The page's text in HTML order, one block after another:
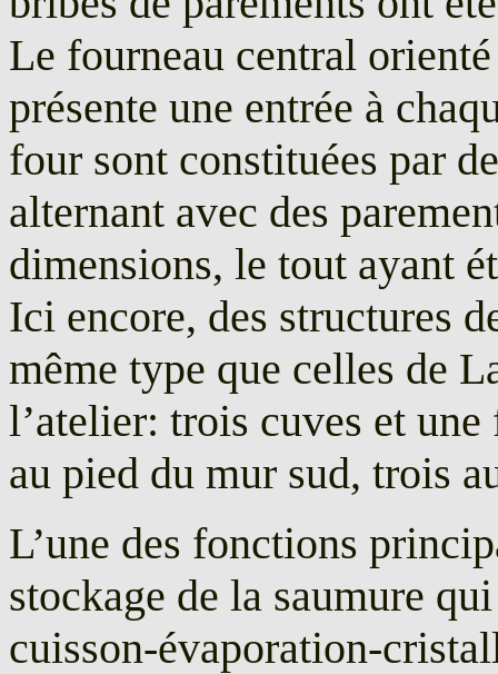
Le fourneau central
présente une entrée à
four sont constituées par
alternant avec des
dimensions, le tout ayant
Ici encore, des structures
même type que celles de
l’atelier: trois cuves et
au pied du mur sud, trois
L’une des fonctions
stockage de la saumure
cuisson-évaporation-